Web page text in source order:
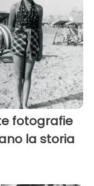
fotografie
la storia